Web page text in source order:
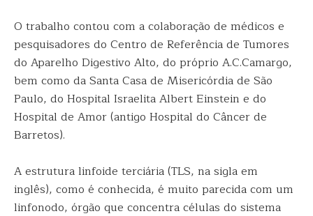
O trabalho contou com a colaboração de médicos e
pesquisadores do Centro de Referência de Tumores
do Aparelho Digestivo Alto, do próprio A.C.Camargo,
bem como da Santa Casa de Misericórdia de São
Paulo, do Hospital Israelita Albert Einstein e do
Hospital de Amor (antigo Hospital do Câncer de
Barretos).
A estrutura linfoide terciária (TLS, na sigla em
inglês), como é conhecida, é muito parecida com um
linfonodo, órgão que concentra células do sistema